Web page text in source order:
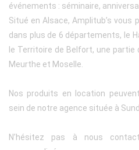
événements : séminaire,
Situé en Alsace, Amplitub’s vous
dans plus de 6 départements, le
le Territoire de Belfort, une partie
Meurthe et Moselle.
Nos produits en location
sein de notre agence située à
N’hésitez pas à nous